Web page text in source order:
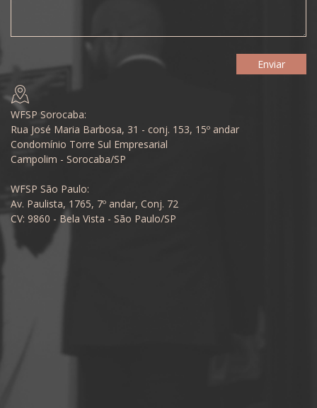
WFSP Sorocaba:
Rua José Maria Barbosa, 31 - conj. 153, 15º andar
Condomínio Torre Sul Empresarial
Campolim - Sorocaba/SP
WFSP São Paulo:
Av. Paulista, 1765, 7º andar, Conj. 72
CV: 9860 - Bela Vista - São Paulo/SP